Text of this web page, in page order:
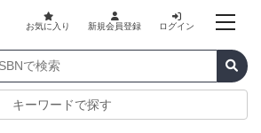
お気に入り 新規会員登録 ログイン
キーワードで探す